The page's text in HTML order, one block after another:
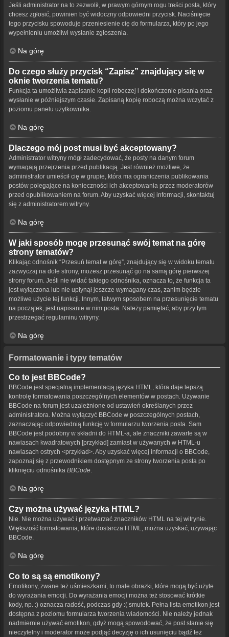
Jeśli administrator na to zezwolił, w prawym górnym rogu treści posta, który
chcesz zgłosić, powinien być widoczny odpowiedni przycisk. Naciśnięcie
tego przycisku spowoduje przeniesienie cię do formularza, który po jego
wypełnieniu umożliwi wysłanie zgłoszenia.
Na górę
Do czego służy przycisk “Zapisz” znajdujący się w
oknie tworzenia tematu?
Funkcja ta umożliwia zapisanie kopii roboczej i dokończenie pisania oraz
wysłanie w późniejszym czasie. Zapisaną kopię roboczą można wczytać z
poziomu panelu użytkownika.
Na górę
Dlaczego mój post musi być akceptowany?
Administrator witryny mógł zadecydować, że posty na danym forum
wymagają przejrzenia przed publikacją. Jest również możliwe, że
administrator umieścił cię w grupie, która ma ograniczenia publikowania
postów polegające na konieczności ich akceptowania przez moderatorów
przed opublikowaniem na forum. Aby uzyskać więcej informacji, skontaktuj
się z administratorem witryny.
Na górę
W jaki sposób mogę przesunąć swój temat na górę
strony tematów?
Klikając odnośnik “Przesuń temat w górę”, znajdujący się w widoku tematu
zazwyczaj na dole strony, możesz przesunąć go na samą górę pierwszej
strony forum. Jeśli nie widać takiego odnośnika, oznacza to, że funkcja ta
jest wyłączona lub nie upłynął jeszcze wymagany czas, zanim będzie
możliwe użycie tej funkcji. Innym, łatwym sposobem na przesunięcie tematu
na początek, jest napisanie w nim posta. Należy pamiętać, aby przy tym
przestrzegać regulaminu witryny.
Na górę
Formatowanie i typy tematów
Co to jest BBCode?
BBCode jest specjalną implementacją języka HTML, która daje lepszą
kontrolę formatowania poszczególnych elementów w postach. Używanie
BBCode na forum jest uzależnione od ustawień określanych przez
administratora. Można wyłączyć BBCode w poszczególnych postach,
zaznaczając odpowiednią funkcję w formularzu tworzenia posta. Sam
BBCode jest podobny w składni do HTML-a, ale znaczniki zawarte są w
nawiasach kwadratowych [przykład] zamiast w używanych w HTML-u
nawiasach ostrych <przykład>. Aby uzyskać więcej informacji o BBCode,
zapoznaj się z przewodnikiem dostępnym ze strony tworzenia posta po
kliknięciu odnośnika BBCode
Na górę
Czy można używać języka HTML?
Nie. Nie można używać i przetwarzać znaczników HTML na tej witrynie.
Większość formatowania, które dostarcza HTML, można uzyskać, używając
BBCode.
Na górę
Co to są są emotikony?
Emotikony, zwane też uśmieszkami, to małe obrazki, które mogą być użyte
do wyrażania emocji. Do wyrażania emocji można też stosować krótkie
kody, np. :) oznacza radość, podczas gdy :( smutek. Pełna lista emotikon jest
dostępna z poziomu formularza tworzenia wiadomości. Nie należy jednak
nadmiernie używać emotikon, gdyż mogą spowodować, że post stanie się
nieczytelny i moderator może podjąć decyzję o ich usunięciu bądź też